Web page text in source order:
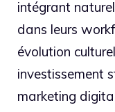
intégrant
dans leurs
évolution
investissement
marketing